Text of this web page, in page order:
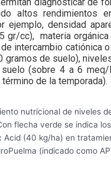
altos rendimientos
ejemplo, densidad
gr/cc), materia
intercambio catiónica
gramos de suelo),
(sobre 4 a 6
de la temporada).
nutricional de niveles
flecha verde se indica
Acid (40 kg/ha) en
(indicado como